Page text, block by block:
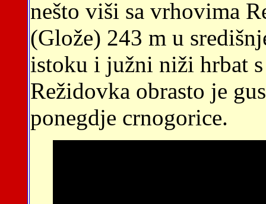
nešto viši sa vrhovima
(Glože) 243 m u
istoku i južni niži hrbat
Režidovka obrasto je
ponegdje crnogorice.